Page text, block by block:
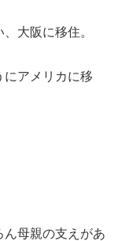
大阪に移住。
にアメリカに移
ん母親の支えがあ